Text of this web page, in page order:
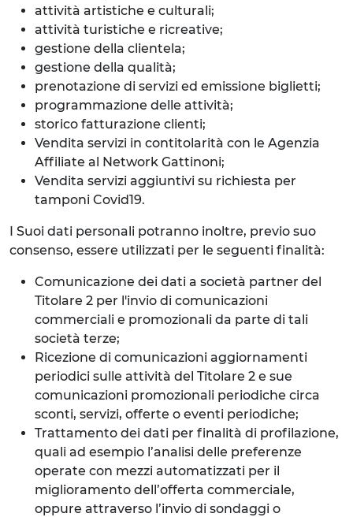
attività artistiche e culturali;
attività turistiche e ricreative;
gestione della clientela;
gestione della qualità;
prenotazione di servizi ed emissione biglietti;
programmazione delle attività;
storico fatturazione clienti;
Vendita servizi in contitolarità con le Agenzia
Affiliate al Network Gattinoni;
Vendita servizi aggiuntivi su richiesta per
tamponi Covid19.
I Suoi dati personali potranno inoltre, previo suo
consenso, essere utilizzati per le seguenti finalità:
Comunicazione dei dati a società partner del
Titolare 2 per l'invio di comunicazioni
commerciali e promozionali da parte di tali
società terze;
Ricezione di comunicazioni aggiornamenti
periodici sulle attività del Titolare 2 e sue
comunicazioni promozionali periodiche circa
sconti, servizi, offerte o eventi periodiche;
Trattamento dei dati per finalità di profilazione,
quali ad esempio l’analisi delle preferenze
operate con mezzi automatizzati per il
miglioramento dell’offerta commerciale,
oppure attraverso l’invio di sondaggi o